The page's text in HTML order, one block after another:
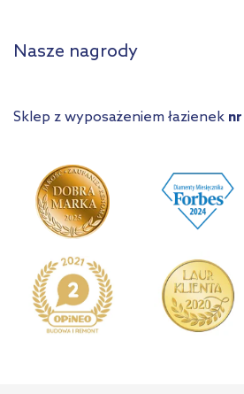
Nasze nagrody
Sklep z wyposażeniem łazienek